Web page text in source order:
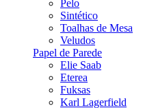
Pelo
Sintético
Toalhas de Mesa
Veludos
Papel de Parede
Elie Saab
Eterea
Fuksas
Karl Lagerfield